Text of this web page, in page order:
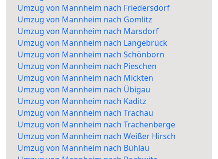
Umzug von Mannheim nach Friedersdorf
Umzug von Mannheim nach Gomlitz
Umzug von Mannheim nach Marsdorf
Umzug von Mannheim nach Langebrück
Umzug von Mannheim nach Schönborn
Umzug von Mannheim nach Pieschen
Umzug von Mannheim nach Mickten
Umzug von Mannheim nach Übigau
Umzug von Mannheim nach Kaditz
Umzug von Mannheim nach Trachau
Umzug von Mannheim nach Trachenberge
Umzug von Mannheim nach Weißer Hirsch
Umzug von Mannheim nach Bühlau